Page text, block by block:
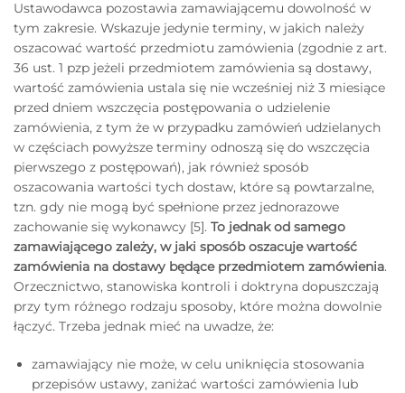
Ustawodawca pozostawia zamawiającemu dowolność w
tym zakresie. Wskazuje jedynie terminy, w jakich należy
oszacować wartość przedmiotu zamówienia (zgodnie z art.
36 ust. 1 pzp jeżeli przedmiotem zamówienia są dostawy,
wartość zamówienia ustala się nie wcześniej niż 3 miesiące
przed dniem wszczęcia postępowania o udzielenie
zamówienia, z tym że w przypadku zamówień udzielanych
w częściach powyższe terminy odnoszą się do wszczęcia
pierwszego z postępowań), jak również sposób
oszacowania wartości tych dostaw, które są powtarzalne,
tzn. gdy nie mogą być spełnione przez jednorazowe
zachowanie się wykonawcy [5]. To jednak od samego
zamawiającego zależy, w jaki sposób oszacuje wartość
zamówienia na dostawy będące przedmiotem zamówienia.
Orzecznictwo, stanowiska kontroli i doktryna dopuszczają
przy tym różnego rodzaju sposoby, które można dowolnie
łączyć. Trzeba jednak mieć na uwadze, że:
zamawiający nie może, w celu uniknięcia stosowania
przepisów ustawy, zaniżać wartości zamówienia lub